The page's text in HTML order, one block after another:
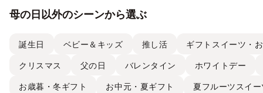
母の日以外のシーンから選ぶ
誕生日 ベビー＆キッズ 推し活 ギフトスイーツ・
クリスマス 父の日 バレンタイン ホワイトデー
お歳暮・冬ギフト お中元・夏ギフト 夏フルーツスイ